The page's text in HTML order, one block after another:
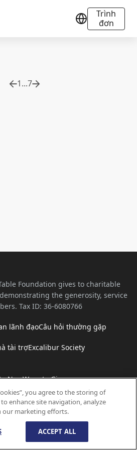
Trình
đơn
1...7
Foundation gives to charitable
the generosity, service
Tax ID: 36-6080766
lãnh đạoCâu hỏi thường gặp
tài trợExcalibur Society
NowWays to Give
MDRT Đã đăng ký bản quyền.
you agree to the storing of
enhance site navigation, analyze
our marketing efforts.
ACCEPT ALL